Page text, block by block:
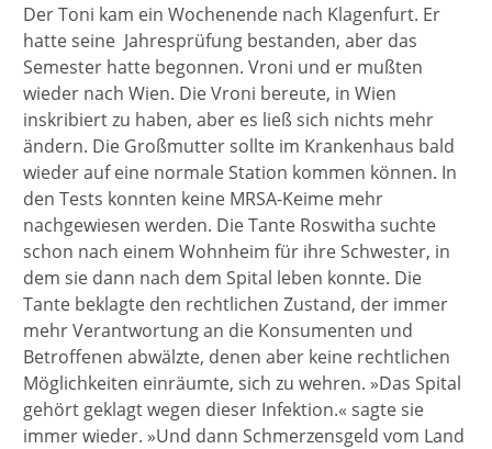
Der Toni kam ein Wochenende nach Klagenfurt. Er
hatte seine Jahresprüfung bestanden, aber das
Semester hatte begonnen. Vroni und er mußten
wieder nach Wien. Die Vroni bereute, in Wien
inskribiert zu haben, aber es ließ sich nichts mehr
ändern. Die Großmutter sollte im Krankenhaus bald
wieder auf eine normale Station kommen können. In
den Tests konnten keine MRSA-Keime mehr
nachgewiesen werden. Die Tante Roswitha suchte
schon nach einem Wohnheim für ihre Schwester, in
dem sie dann nach dem Spital leben konnte. Die
Tante beklagte den rechtlichen Zustand, der immer
mehr Verantwortung an die Konsumenten und
Betroffenen abwälzte, denen aber keine rechtlichen
Möglichkeiten einräumte, sich zu wehren. »Das Spital
gehört geklagt wegen dieser Infektion.« sagte sie
immer wieder. »Und dann Schmerzensgeld vom Land